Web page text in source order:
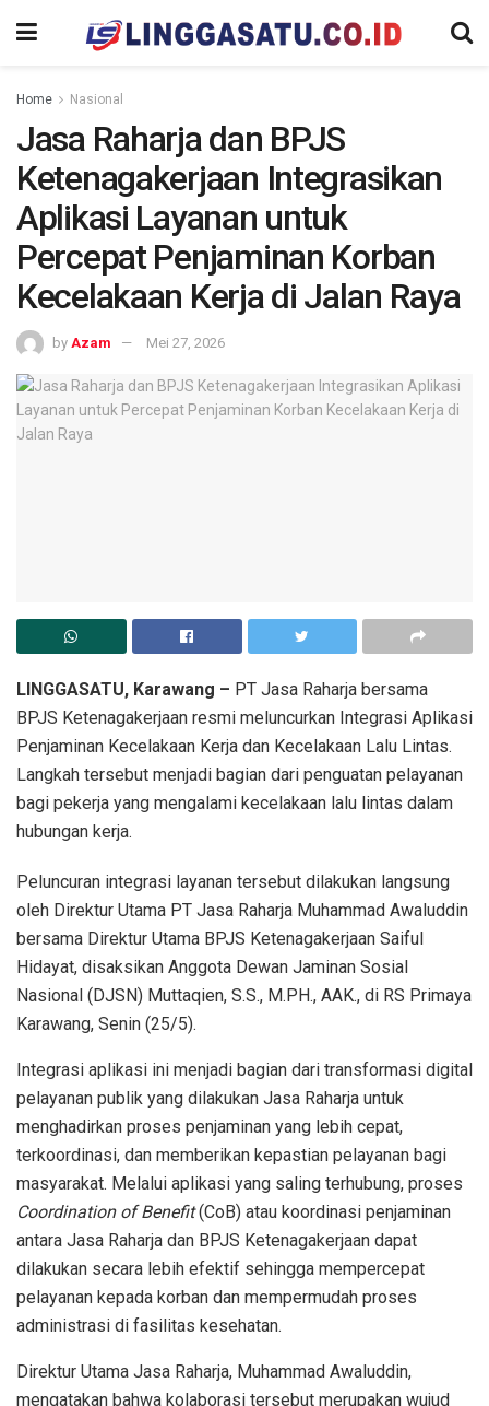
Home Nasional
Jasa Raharja dan BPJS
Ketenagakerjaan Integrasikan
Aplikasi Layanan untuk
Percepat Penjaminan Korban
Kecelakaan Kerja di Jalan Raya
by Azam Mei 27, 2026
LINGGASATU, Karawang – PT Jasa Raharja bersama
BPJS Ketenagakerjaan resmi meluncurkan Integrasi Aplikasi
Penjaminan Kecelakaan Kerja dan Kecelakaan Lalu Lintas.
Langkah tersebut menjadi bagian dari penguatan pelayanan
bagi pekerja yang mengalami kecelakaan lalu lintas dalam
hubungan kerja.
Peluncuran integrasi layanan tersebut dilakukan langsung
oleh Direktur Utama PT Jasa Raharja Muhammad Awaluddin
bersama Direktur Utama BPJS Ketenagakerjaan Saiful
Hidayat, disaksikan Anggota Dewan Jaminan Sosial
Nasional (DJSN) Muttaqien, S.S., M.PH., AAK., di RS Primaya
Karawang, Senin (25/5).
Integrasi aplikasi ini menjadi bagian dari transformasi digital
pelayanan publik yang dilakukan Jasa Raharja untuk
menghadirkan proses penjaminan yang lebih cepat,
terkoordinasi, dan memberikan kepastian pelayanan bagi
masyarakat. Melalui aplikasi yang saling terhubung, proses
Coordination of Benefit(CoB) atau koordinasi penjaminan
antara Jasa Raharja dan BPJS Ketenagakerjaan dapat
dilakukan secara lebih efektif sehingga mempercepat
pelayanan kepada korban dan mempermudah proses
administrasi di fasilitas kesehatan.
Direktur Utama Jasa Raharja, Muhammad Awaluddin,
mengatakan bahwa kolaborasi tersebut merupakan wujud